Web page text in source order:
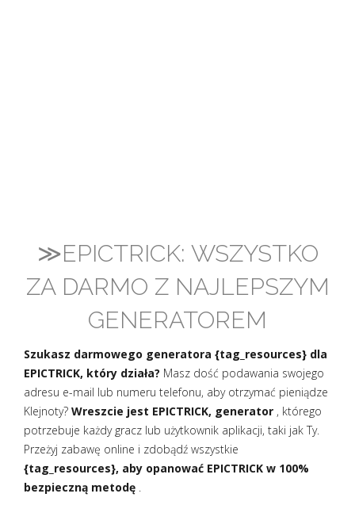
≫EPICTRICK: WSZYSTKO
ZA DARMO Z NAJLEPSZYM
GENERATOREM
Szukasz darmowego generatora {tag_resources} dla
EPICTRICK, który działa? Masz dość podawania swojego
adresu e-mail lub numeru telefonu, aby otrzymać pieniądze
Klejnoty? Wreszcie jest EPICTRICK, generator , którego
potrzebuje każdy gracz lub użytkownik aplikacji, taki jak Ty.
Przeżyj zabawę online i zdobądź wszystkie
{tag_resources}, aby opanować EPICTRICK w 100%
bezpieczną metodę .